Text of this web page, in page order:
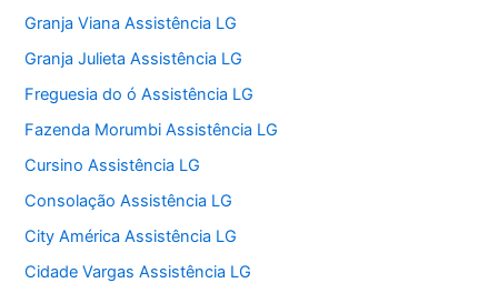
Granja Viana Assistência LG
Granja Julieta Assistência LG
Freguesia do ó Assistência LG
Fazenda Morumbi Assistência LG
Cursino Assistência LG
Consolação Assistência LG
City América Assistência LG
Cidade Vargas Assistência LG